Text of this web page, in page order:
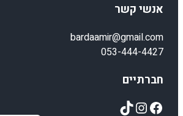
אנשי קשר
bardaamir@gmail.com
053-444-4427
חברתיים
Facebook
Instagram
TikTok